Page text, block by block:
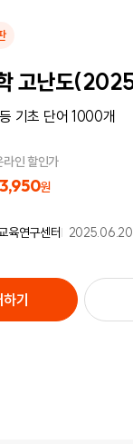
고난도
기초 단어 1000개
라인 할인가
원
육연구센터 2025.06.20
기